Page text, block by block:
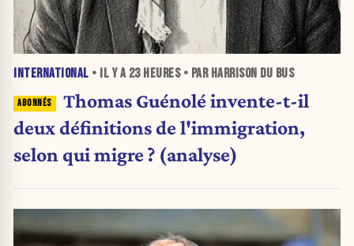
INTERNATIONAL • IL Y A 23 HEURES• PAR HARRISON DU BUS
Thomas Guénolé invente-t-il
deux définitions de l'immigration,
selon qui migre ? (analyse)